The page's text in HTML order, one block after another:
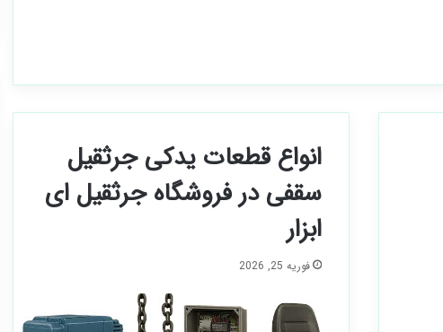
انواع قطعات یدکی جرثقیل
سقفی در فروشگاه جرثقیل ای
ابزار
فوریه 25, 2026